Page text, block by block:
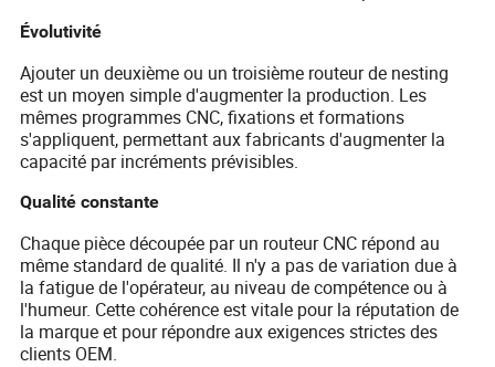
Évolutivité
Ajouter un deuxième ou un troisième routeur de nesting
est un moyen simple d'augmenter la production. Les
mêmes programmes CNC, fixations et formations
s'appliquent, permettant aux fabricants d'augmenter la
capacité par incréments prévisibles.
Qualité constante
Chaque pièce découpée par un routeur CNC répond au
même standard de qualité. Il n'y a pas de variation due à
la fatigue de l'opérateur, au niveau de compétence ou à
l'humeur. Cette cohérence est vitale pour la réputation de
la marque et pour répondre aux exigences strictes des
clients OEM.